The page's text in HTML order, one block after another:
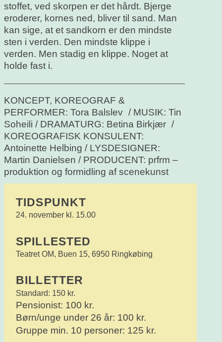
stoffet, ved skorpen er det hårdt. Bjerge
eroderer, kornes ned, bliver til sand. Man
kan sige, at et sandkorn er den mindste
sten i verden. Den mindste klippe i
verden. Men stadig en klippe. Noget at
holde fast i.
KONCEPT, KOREOGRAF &
PERFORMER: Tora Balslev / MUSIK: Tin
Soheili / DRAMATURG: Betina Birkjær /
KOREOGRAFISK KONSULENT:
Antoinette Helbing / LYSDESIGNER:
Martin Danielsen / PRODUCENT: prfrm –
produktion og formidling af scenekunst
TIDSPUNKT
24. november kl. 15.00
SPILLESTED
Teatret OM, Buen 15, 6950 Ringkøbing
BILLETTER
Standard: 150 kr.
Pensionist: 100 kr.
Børn/unge under 26 år: 100 kr.
Gruppe min. 10 personer: 125 kr.